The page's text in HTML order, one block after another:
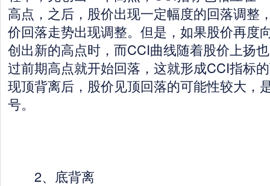
高点，之后，股价出现一定幅度的回落调整
价回落走势出现调整。但是，如果股价再度
创出新的高点时，而CCI曲线随着股价上扬
过前期高点就开始回落，这就形成CCI指标
现顶背离后，股价见顶回落的可能性较大，
号。
2、底背离